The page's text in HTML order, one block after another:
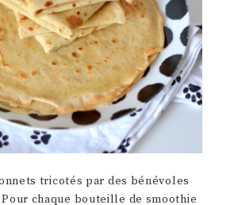
tricotés par des bénévoles
chaque bouteille de smoothie